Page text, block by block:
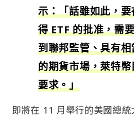
示：「話雖如此，
得 ETF 的批准，需
到聯邦監管、具有
的期貨市場，萊特
要求。」
即將在 11 月舉行的美國總